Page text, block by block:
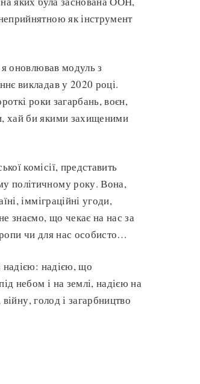
як інструмент
оновлював модуль з
викладав у 2020 році.
роки загарбань, воєн,
хай би якими захищеними
комісії, представить
політичному року. Вона,
імміграційні угоди,
знаємо, що чекає на нас за
чи для нас особисто…
надією: надією, що
небом і на землі, надією на
голод і загарбництво